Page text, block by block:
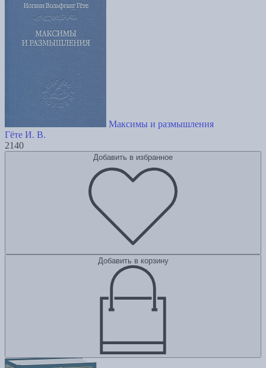
Максимы и размышления
Гёте И. В.
2140
Добавить в избранное
Добавить в корзину